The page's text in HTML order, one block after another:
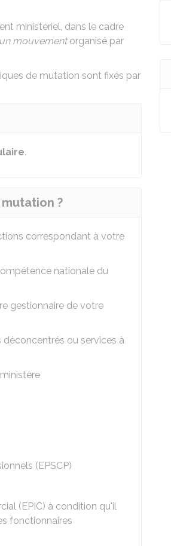
ministériel, dans le cadre
mouvementorganisé par
de mutation sont fixés par
.
?
correspondant à votre
nationale du
gestionnaire de votre
déconcentrés ou services à
(EPSCP)
(EPIC) à condition qu'il
fonctionnaires